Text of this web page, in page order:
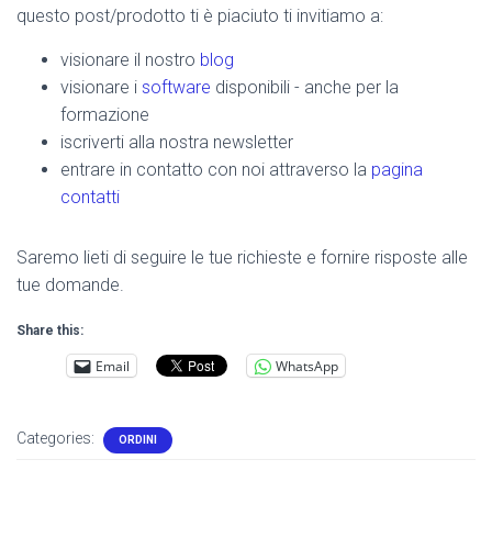
questo post/prodotto ti è piaciuto ti invitiamo a:
visionare il nostro blog
visionare i software disponibili - anche per la
formazione
iscriverti alla nostra newsletter
entrare in contatto con noi attraverso la pagina
contatti
Saremo lieti di seguire le tue richieste e fornire risposte alle
tue domande.
Share this:
Email WhatsApp
Categories: ORDINI